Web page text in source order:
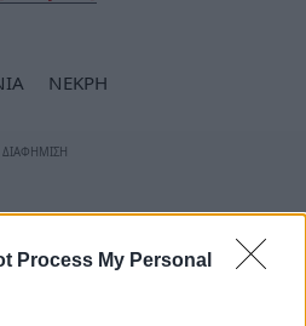
Process My Personal
ΝΕΚΡΗ